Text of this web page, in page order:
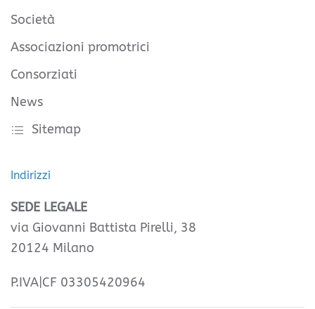
Società
Associazioni promotrici
Consorziati
News
Sitemap
Indirizzi
SEDE LEGALE
via Giovanni Battista Pirelli, 38
20124 Milano
P.IVA|CF 03305420964